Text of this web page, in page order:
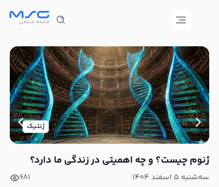
ژنتیک
ژنوم چیست؟ و چه اهمیتی در زندگی ما دارد؟
سه‌شنبه ۵ اسفند ۱۴۰۴ 681